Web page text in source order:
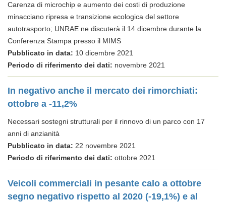
Carenza di microchip e aumento dei costi di produzione
minacciano ripresa e transizione ecologica del settore
autotrasporto; UNRAE ne discuterà il 14 dicembre durante la
Conferenza Stampa presso il MIMS
Pubblicato in data: 10 dicembre 2021
Periodo di riferimento dei dati: novembre 2021
In negativo anche il mercato dei rimorchiati:
ottobre a -11,2%
Necessari sostegni strutturali per il rinnovo di un parco con 17
anni di anzianità
Pubblicato in data: 22 novembre 2021
Periodo di riferimento dei dati: ottobre 2021
Veicoli commerciali in pesante calo a ottobre
segno negativo rispetto al 2020 (-19,1%) e al